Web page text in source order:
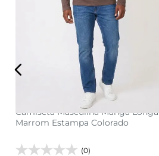
M G
adicionar a sacola
Camiseta Masculina Manga Longa
Marrom Estampa Colorado
(0)